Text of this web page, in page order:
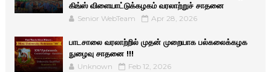
கிங்ஸ் விளையாட்டுக்கழகம் வரலாற்றுச் சாதனை
Senior WebTeam Apr 28, 2026
பாடசாலை வரலாற்றில் முதன் முறையாக பல்கலைக்கழக
நுழைவு சாதனை !!!
Unknown Feb 12, 2026